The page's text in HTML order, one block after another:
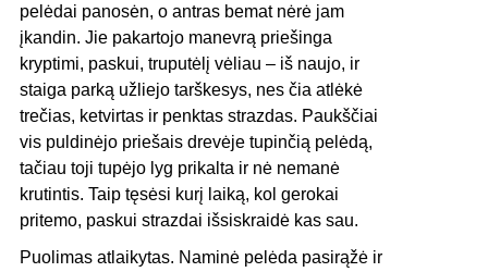
pelėdai panosėn, o antras bemat nėrė jam
įkandin. Jie pakartojo manevrą priešinga
kryptimi, paskui, truputėlį vėliau – iš naujo, ir
staiga parką užliejo tarškesys, nes čia atlėkė
trečias, ketvirtas ir penktas strazdas. Paukščiai
vis puldinėjo priešais drevėje tupinčią pelėdą,
tačiau toji tupėjo lyg prikalta ir nė nemanė
krutintis. Taip tęsėsi kurį laiką, kol gerokai
pritemo, paskui strazdai išsiskraidė kas sau.
Puolimas atlaikytas. Naminė pelėda pasirąžė ir